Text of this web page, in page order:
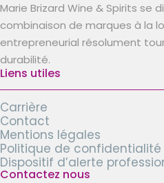
Marie Brizard Wine & Spirits se
combinaison de marques à la
entrepreneurial résolument
durabilité.
Liens utiles
Carrière
Contact
Mentions légales
Politique de confidentialité
Dispositif d’alerte
Contactez nous